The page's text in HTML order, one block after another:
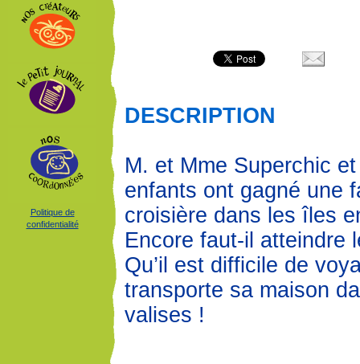
Politique de
confidentialité
DESCRIPTION
M. et Mme Superchic
enfants ont gagné une
croisière dans les îles
Encore faut-il atteindre
Qu’il est difficile de
transporte sa maison
valises !